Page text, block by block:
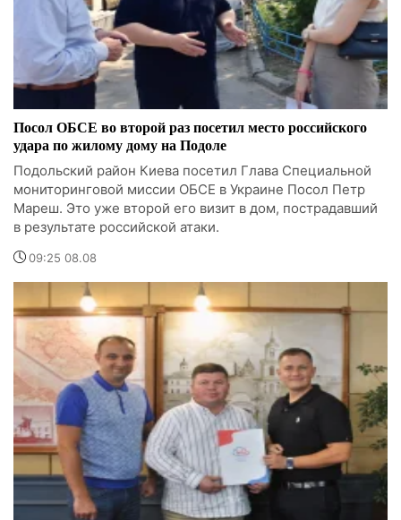
Посол ОБСЕ во второй раз посетил место российского
удара по жилому дому на Подоле
Подольский район Киева посетил Глава Специальной
мониторинговой миссии ОБСЕ в Украине Посол Петр
Мареш. Это уже второй его визит в дом, пострадавший
в результате российской атаки.
09:25 08.08